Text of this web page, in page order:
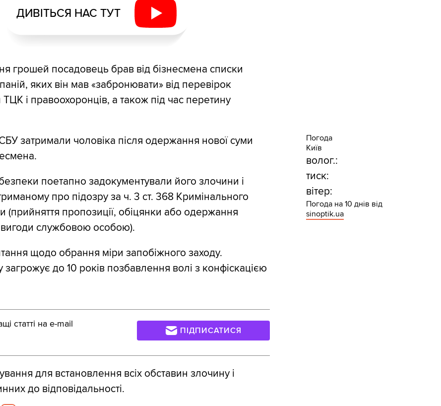
ДИВІТЬСЯ НАС ТУТ
грошей посадовець брав від бізнесмена списки
яких він мав «забронювати» від перевірок
і правоохоронців, а також під час перетину
затримали чоловіка після одержання нової суми
поетапно задокументували його злочини і
про підозру за ч. 3 ст. 368 Кримінального
(прийняття пропозиції, обіцянки або одержання
вигоди службовою особою).
щодо обрання міри запобіжного заходу.
до 10 років позбавлення волі з конфіскацією
статті на e-mail
ПІДПИСАТИСЯ
для встановлення всіх обставин злочину і
до відповідальності.
Погода
Київ
волог.:
тиск:
вітер:
Погода на 10 днів від
sinoptik.ua